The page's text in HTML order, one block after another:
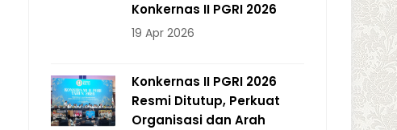
Konkernas II PGRI 2026
19 Apr 2026
Konkernas II PGRI 2026
Resmi Ditutup, Perkuat
Organisasi dan Arah